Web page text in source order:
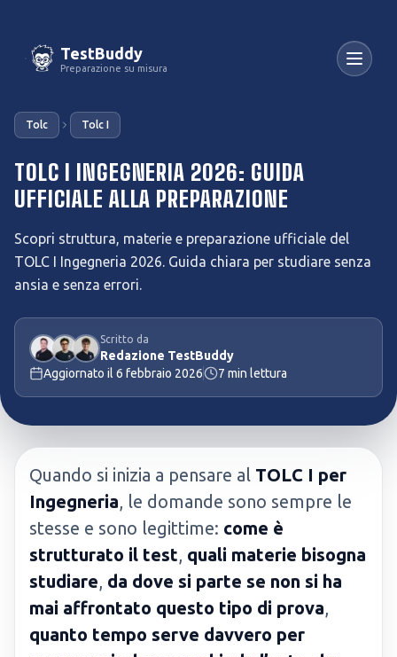
TestBuddy
Preparazione su misura
Tolc Tolc I
TOLC I INGEGNERIA 2026: GUIDA
UFFICIALE ALLA PREPARAZIONE
Scopri struttura, materie e preparazione ufficiale del
TOLC I Ingegneria 2026. Guida chiara per studiare senza
ansia e senza errori.
Scritto da
Redazione TestBuddy
Aggiornato il 6 febbraio 2026 7 min lettura
Quando si inizia a pensare al TOLC I per
Ingegneria, le domande sono sempre le
stesse e sono legittime: come è
strutturato il test, quali materie bisogna
studiare, da dove si parte se non si ha
mai affrontato questo tipo di prova,
quanto tempo serve davvero per